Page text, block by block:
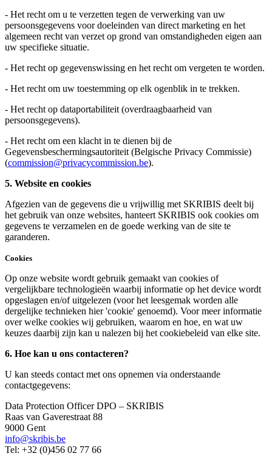
- Het recht om u te verzetten tegen de verwerking van uw
persoonsgegevens voor doeleinden van direct marketing en het
algemeen recht van verzet op grond van omstandigheden eigen aan
uw specifieke situatie.
- Het recht op gegevenswissing en het recht om vergeten te worden.
- Het recht om uw toestemming op elk ogenblik in te trekken.
- Het recht op dataportabiliteit (overdraagbaarheid van
persoonsgegevens).
- Het recht om een klacht in te dienen bij de
Gegevensbeschermingsautoriteit (Belgische Privacy Commissie)
(commission@privacycommission.be).
5. Website en cookies
Afgezien van de gegevens die u vrijwillig met SKRIBIS deelt bij
het gebruik van onze websites, hanteert SKRIBIS ook cookies om
gegevens te verzamelen en de goede werking van de site te
garanderen.
Cookies
Op onze website wordt gebruik gemaakt van cookies of
vergelijkbare technologieën waarbij informatie op het device wordt
opgeslagen en/of uitgelezen (voor het leesgemak worden alle
dergelijke technieken hier 'cookie' genoemd). Voor meer informatie
over welke cookies wij gebruiken, waarom en hoe, en wat uw
keuzes daarbij zijn kan u nalezen bij het cookiebeleid van elke site.
6. Hoe kan u ons contacteren?
U kan steeds contact met ons opnemen via onderstaande
contactgegevens:
Data Protection Officer DPO – SKRIBIS
Raas van Gaverestraat 88
9000 Gent
info@skribis.be
Tel: +32 (0)456 02 77 66